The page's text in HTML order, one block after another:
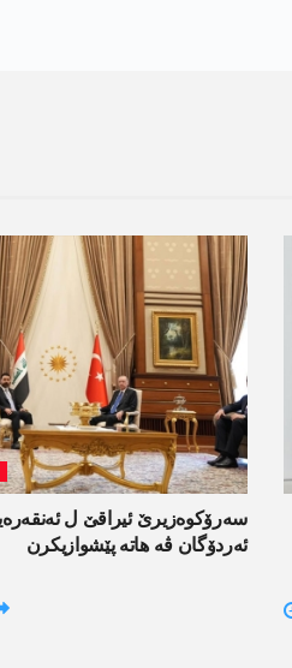
سەرۆکوەزیرێ ئیراقێ ل
ئەردۆگان ڤە ھاتە پێشوازیکرن